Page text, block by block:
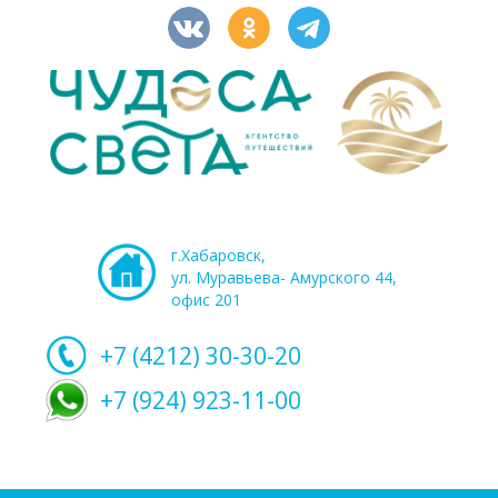
г.Хабаровск,
ул. Муравьева- Амурского 44,
офис 201
+7 (4212) 30-30-20
+7 (924) 923-11-00